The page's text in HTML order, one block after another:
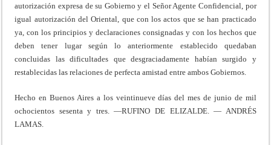
autorización expresa de su Gobierno y el Señor Agente Confidencial, por
igual autorización del Oriental, que con los actos que se han practicado
ya, con los principios y declaraciones consignadas y con los hechos que
deben tener lugar según lo anteriormente establecido quedaban
concluidas las dificultades que desgraciadamente habían surgido y
restablecidas las relaciones de perfecta amistad entre ambos Gobiernos.
Hecho en Buenos Aires a los veintinueve días del mes de junio de mil
ochocientos sesenta y tres. —RUFINO DE ELIZALDE. — ANDRÉS
LAMAS.